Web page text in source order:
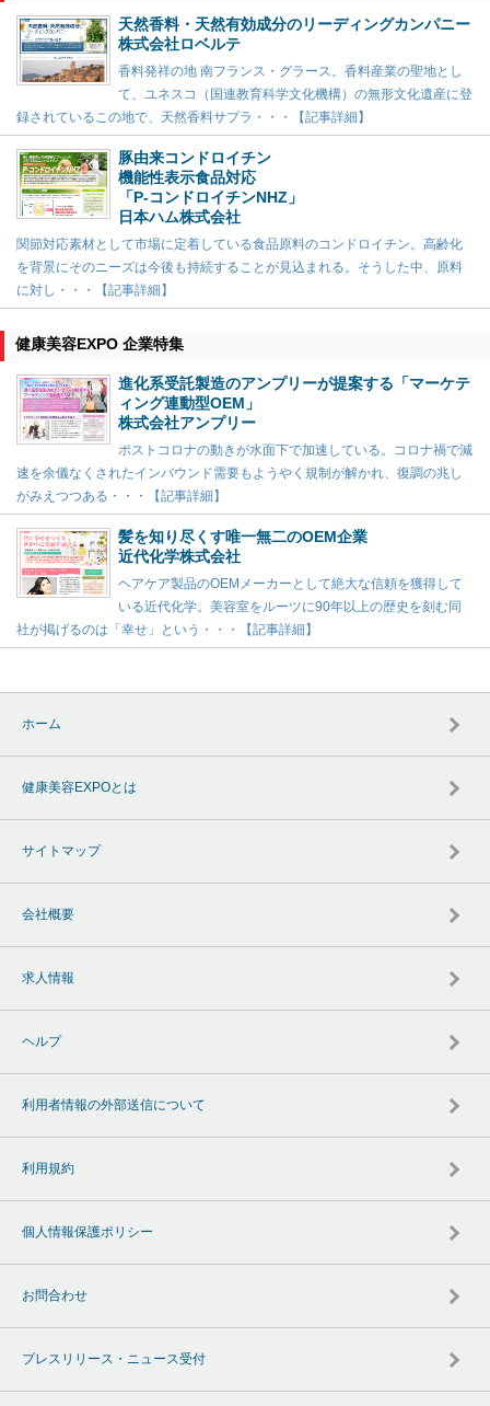
天然香料・天然有効成分のリーディングカンパニー
株式会社ロベルテ
香料発祥の地 南フランス・グラース。香料産業の聖地とし
て、ユネスコ（国連教育科学文化機構）の無形文化遺産に登
録されているこの地で、天然香料サプラ・・・【記事詳細】
豚由来コンドロイチン
機能性表示食品対応
「P-コンドロイチンNHZ」
日本ハム株式会社
関節対応素材として市場に定着している食品原料のコンドロイチン。高齢化
を背景にそのニーズは今後も持続することが見込まれる。そうした中、原料
に対し・・・【記事詳細】
健康美容EXPO 企業特集
進化系受託製造のアンプリーが提案する「マーケテ
ィング連動型OEM」
株式会社アンプリー
ポストコロナの動きが水面下で加速している。コロナ禍で減
速を余儀なくされたインバウンド需要もようやく規制が解かれ、復調の兆し
がみえつつある・・・【記事詳細】
髪を知り尽くす唯一無二のOEM企業
近代化学株式会社
ヘアケア製品のOEMメーカーとして絶大な信頼を獲得して
いる近代化学。美容室をルーツに90年以上の歴史を刻む同
社が掲げるのは「幸せ」という・・・【記事詳細】
ホーム
健康美容EXPOとは
サイトマップ
会社概要
求人情報
ヘルプ
利用者情報の外部送信について
利用規約
個人情報保護ポリシー
お問合わせ
プレスリリース・ニュース受付